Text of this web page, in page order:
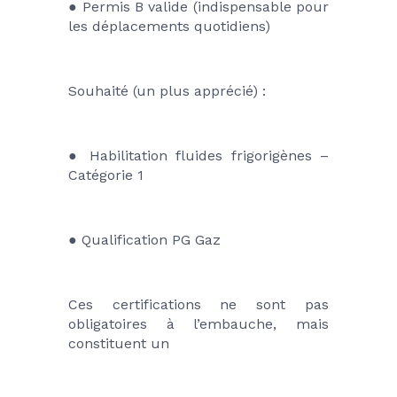
● Permis B valide (indispensable pour
les déplacements quotidiens)
Souhaité (un plus apprécié) :
● Habilitation fluides frigorigènes –
Catégorie 1
● Qualification PG Gaz
Ces certifications ne sont pas
obligatoires à l’embauche, mais
constituent un